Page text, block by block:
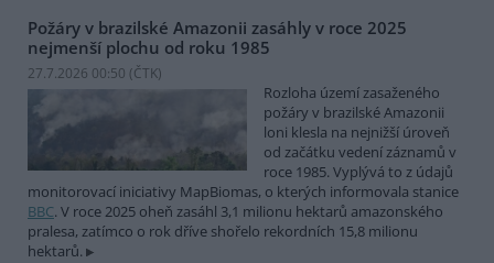
Požáry v brazilské Amazonii zasáhly v roce 2025
nejmenší plochu od roku 1985
27.7.2026 00:50 (ČTK)
Rozloha území zasaženého
požáry v brazilské Amazonii
loni klesla na nejnižší úroveň
od začátku vedení záznamů v
roce 1985. Vyplývá to z údajů
monitorovací iniciativy MapBiomas, o kterých informovala stanice
BBC. V roce 2025 oheň zasáhl 3,1 milionu hektarů amazonského
pralesa, zatímco o rok dříve shořelo rekordních 15,8 milionu
hektarů.